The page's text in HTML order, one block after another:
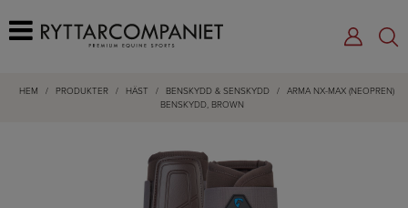
HEM / PRODUKTER / HÄST / BENSKYDD & SENSKYDD / ARMA NX-MAX (NEOPREN)
BENSKYDD, BROWN